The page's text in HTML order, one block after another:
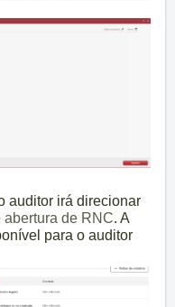
auditor irá direcionar
abertura de RNC. A
para o auditor